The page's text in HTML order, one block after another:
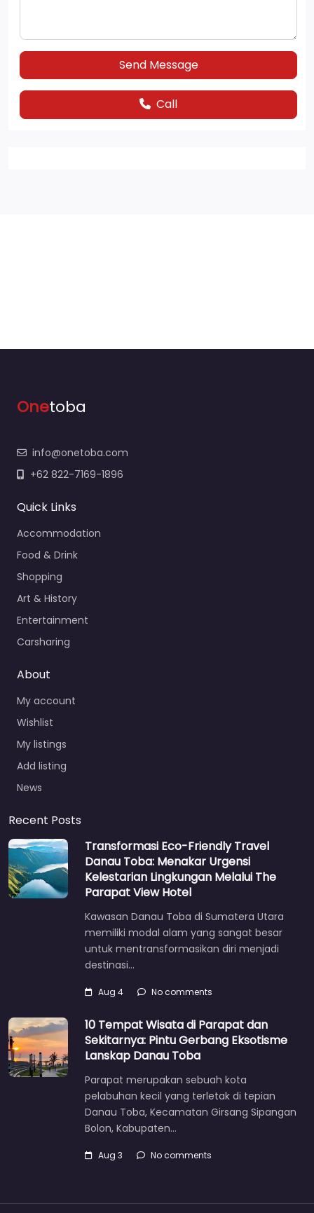
Send Message
Call
Onetoba
info@onetoba.com
+62 822-7169-1896
Quick Links
Accommodation
Food & Drink
Shopping
Art & History
Entertainment
Carsharing
About
My account
Wishlist
My listings
Add listing
News
Recent Posts
Transformasi Eco-Friendly Travel
Danau Toba: Menakar Urgensi
Kelestarian Lingkungan Melalui The
Parapat View Hotel
Kawasan Danau Toba di Sumatera Utara
memiliki modal alam yang sangat besar
untuk mentransformasikan diri menjadi
destinasi…
Aug 4 No comments
10 Tempat Wisata di Parapat dan
Sekitarnya: Pintu Gerbang Eksotisme
Lanskap Danau Toba
Parapat merupakan sebuah kota
pelabuhan kecil yang terletak di tepian
Danau Toba, Kecamatan Girsang Sipangan
Bolon, Kabupaten…
Aug 3 No comments